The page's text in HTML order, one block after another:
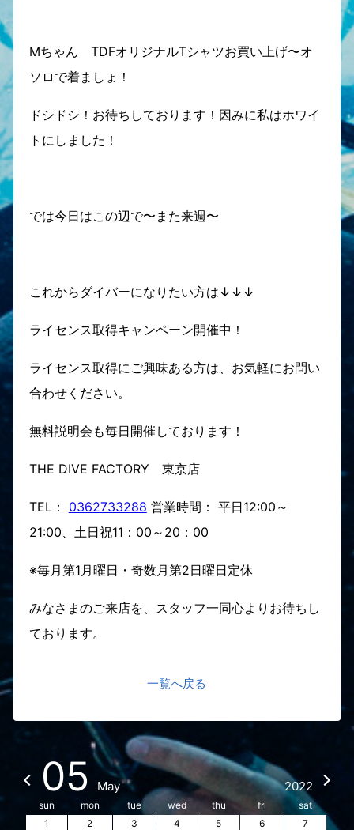
Mちゃん TDFオリジナルTシャツお買い上げ〜オ
ソロで着ましょ！
ドシドシ！お待ちしております！因みに私はホワイ
トにしました！
では今日はこの辺で〜また来週〜
これからダイバーになりたい方は↓↓↓
ライセンス取得キャンペーン開催中！
ライセンス取得にご興味ある方は、お気軽にお問い
合わせください。
無料説明会も毎日開催しております！
THE DIVE FACTORY 東京店
TEL： 0362733288 営業時間： 平日12:00～
21:00、土日祝11：00～20：00
※毎月第1月曜日・奇数月第2日曜日定休
みなさまのご来店を、スタッフ一同心よりお待ちし
ております。
一覧へ戻る
05 May 2022
sun mon tue wed thu fri
sat
1
2 3 4 5 6 7